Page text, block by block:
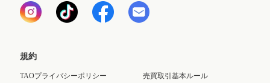
規約
TAOプライバシーポリシー 売買取引基本ルール